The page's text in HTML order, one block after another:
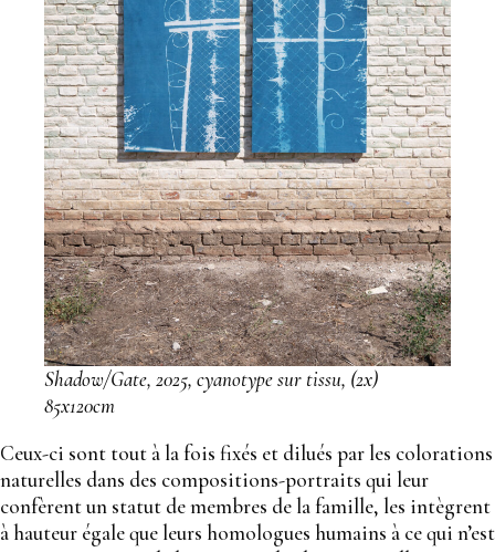
Shadow/Gate, 2025, cyanotype sur tissu, (2x)
85x120cm
Ceux-ci sont tout à la fois fixés et dilués par les colorations
naturelles dans des compositions-portraits qui leur
confèrent un statut de membres de la famille, les intègrent
à hauteur égale que leurs homologues humains à ce qui n’est